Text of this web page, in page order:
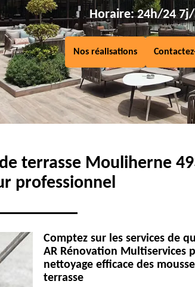
Horaire: 24h/24
Nos réalisations
terrasse Mouliherne
professionnel
Comptez sur les services de
AR Rénovation Multiservices
nettoyage efficace des
terrasse